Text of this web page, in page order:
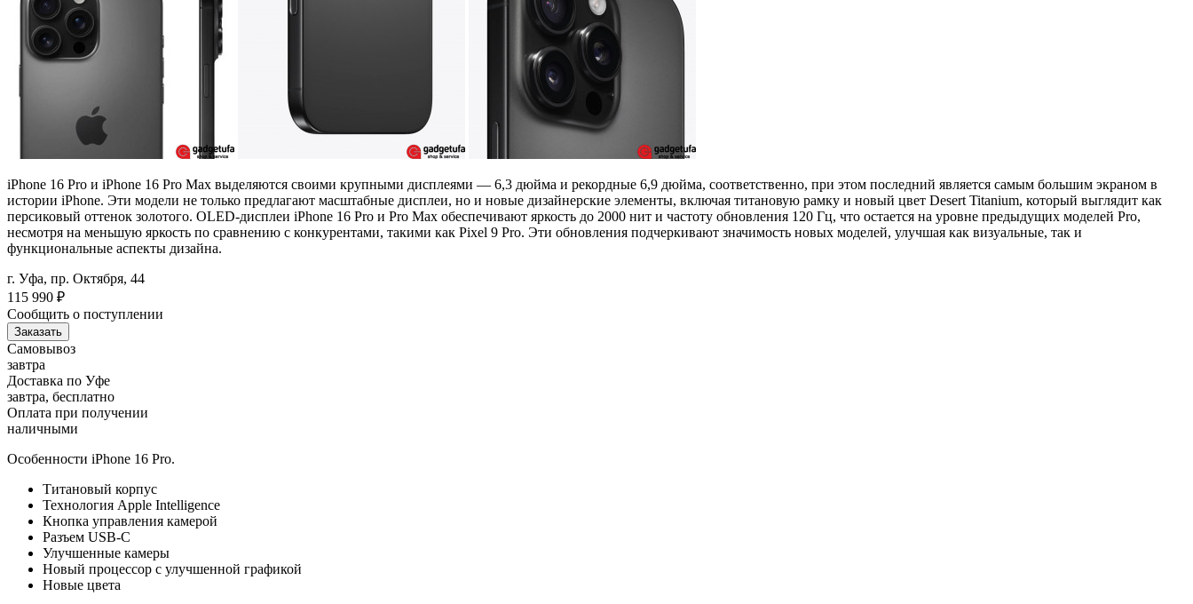
iPhone 16 Pro и iPhone 16 Pro Max выделяются своими крупными дисплеями — 6,3 дюйма и рекордные 6,9 дюйма, соответственно, при этом последний является самым большим экраном в
истории iPhone. Эти модели не только предлагают масштабные дисплеи, но и новые дизайнерские элементы, включая титановую рамку и новый цвет Desert Titanium, который выглядит как
персиковый оттенок золотого. OLED-дисплеи iPhone 16 Pro и Pro Max обеспечивают яркость до 2000 нит и частоту обновления 120 Гц, что остается на уровне предыдущих моделей Pro,
несмотря на меньшую яркость по сравнению с конкурентами, такими как Pixel 9 Pro. Эти обновления подчеркивают значимость новых моделей, улучшая как визуальные, так и
функциональные аспекты дизайна.
г. Уфа, пр. Октября, 44
115 990 ₽
Сообщить о поступлении
Заказать
Самовывоз
завтра
Доставка по Уфе
завтра, бесплатно
Оплата при получении
наличными
Особенности iPhone 16 Pro.
Титановый корпус
Технология Apple Intelligence
Кнопка управления камерой
Разъем USB-C
Улучшенные камеры
Новый процессор с улучшенной графикой
Новые цвета